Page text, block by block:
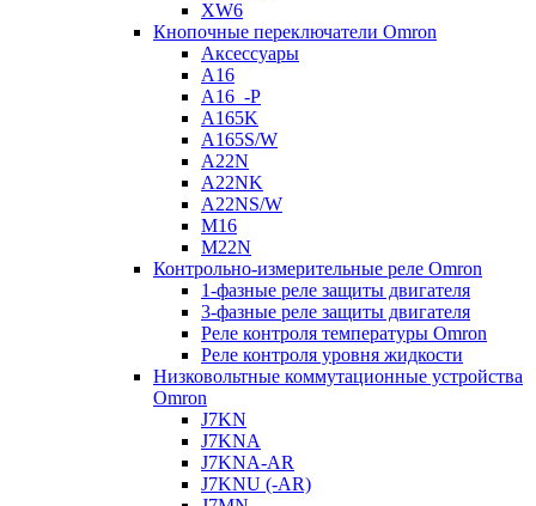
XW6
Кнопочные переключатели Omron
Аксессуары
A16
A16_-P
A165K
A165S/W
A22N
A22NK
A22NS/W
M16
M22N
Контрольно-измерительные реле Omron
1-фазные реле защиты двигателя
3-фазные реле защиты двигателя
Реле контроля температуры Omron
Реле контроля уровня жидкости
Низковольтные коммутационные устройства
Omron
J7KN
J7KNA
J7KNA-AR
J7KNU (-AR)